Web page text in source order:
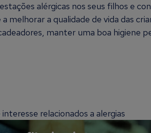
alérgicas nos seus filhos e
a qualidade de vida das
manter uma boa
relacionados a alergias